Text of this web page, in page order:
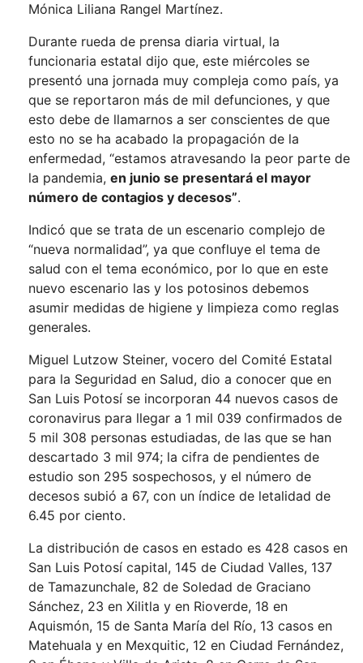
Mónica Liliana Rangel Martínez.
Durante rueda de prensa diaria virtual, la
funcionaria estatal dijo que, este miércoles se
presentó una jornada muy compleja como país, ya
que se reportaron más de mil defunciones, y que
esto debe de llamarnos a ser conscientes de que
esto no se ha acabado la propagación de la
enfermedad, “estamos atravesando la peor parte de
la pandemia, en junio se presentará el mayor
número de contagios y decesos”.
Indicó que se trata de un escenario complejo de
“nueva normalidad”, ya que confluye el tema de
salud con el tema económico, por lo que en este
nuevo escenario las y los potosinos debemos
asumir medidas de higiene y limpieza como reglas
generales.
Miguel Lutzow Steiner, vocero del Comité Estatal
para la Seguridad en Salud, dio a conocer que en
San Luis Potosí se incorporan 44 nuevos casos de
coronavirus para llegar a 1 mil 039 confirmados de
5 mil 308 personas estudiadas, de las que se han
descartado 3 mil 974; la cifra de pendientes de
estudio son 295 sospechosos, y el número de
decesos subió a 67, con un índice de letalidad de
6.45 por ciento.
La distribución de casos en estado es 428 casos en
San Luis Potosí capital, 145 de Ciudad Valles, 137
de Tamazunchale, 82 de Soledad de Graciano
Sánchez, 23 en Xilitla y en Rioverde, 18 en
Aquismón, 15 de Santa María del Río, 13 casos en
Matehuala y en Mexquitic, 12 en Ciudad Fernández,